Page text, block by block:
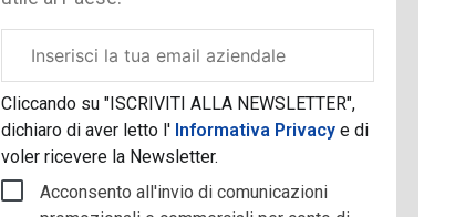
aziendale
Cliccando su "ISCRIVITI ALLA NEWSLETTER",
dichiaro di aver letto l' Informativa Privacye di
voler ricevere la Newsletter.
Acconsento all'invio di comunicazioni